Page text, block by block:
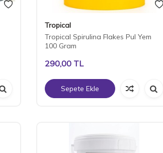
Tropical
Tropical Spirulina Flakes Pul Yem
100 Gram
290,00TL
Sepete Ekle